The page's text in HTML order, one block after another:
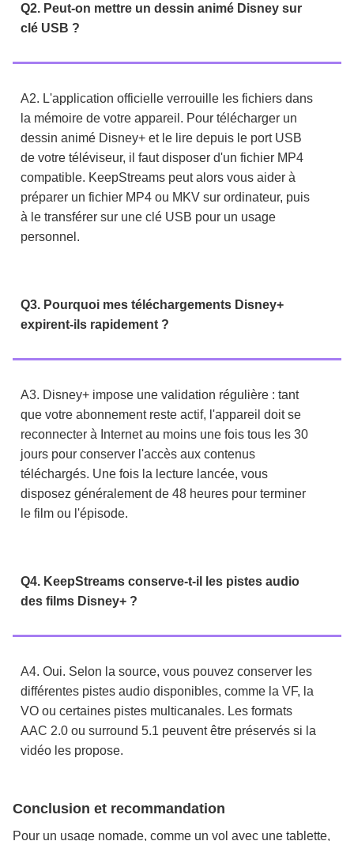
Q2. Peut-on mettre un dessin animé Disney sur
clé USB ?
A2. L'application officielle verrouille les fichiers dans
la mémoire de votre appareil. Pour télécharger un
dessin animé Disney+ et le lire depuis le port USB
de votre téléviseur, il faut disposer d'un fichier MP4
compatible. KeepStreams peut alors vous aider à
préparer un fichier MP4 ou MKV sur ordinateur, puis
à le transférer sur une clé USB pour un usage
personnel.
Q3. Pourquoi mes téléchargements Disney+
expirent-ils rapidement ?
A3. Disney+ impose une validation régulière : tant
que votre abonnement reste actif, l'appareil doit se
reconnecter à Internet au moins une fois tous les 30
jours pour conserver l'accès aux contenus
téléchargés. Une fois la lecture lancée, vous
disposez généralement de 48 heures pour terminer
le film ou l'épisode.
Q4. KeepStreams conserve-t-il les pistes audio
des films Disney+ ?
A4. Oui. Selon la source, vous pouvez conserver les
différentes pistes audio disponibles, comme la VF, la
VO ou certaines pistes multicanales. Les formats
AAC 2.0 ou surround 5.1 peuvent être préservés si la
vidéo les propose.
Conclusion et recommandation
Pour un usage nomade, comme un vol avec une tablette,